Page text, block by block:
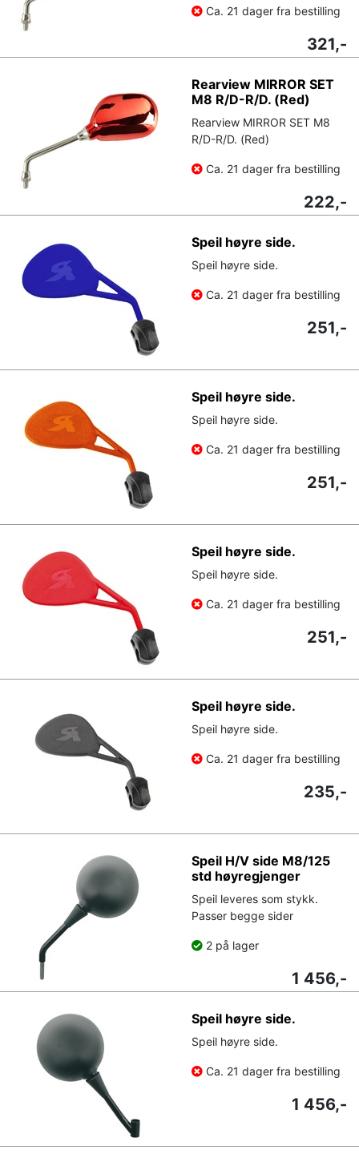
Ca. 21 dager fra bestilling
321,-
Rearview MIRROR SET
M8 R/D-R/D. (Red)
Rearview MIRROR SET M8
R/D-R/D. (Red)
Ca. 21 dager fra bestilling
222,-
Speil høyre side.
Speil høyre side.
Ca. 21 dager fra bestilling
251,-
Speil høyre side.
Speil høyre side.
Ca. 21 dager fra bestilling
251,-
Speil høyre side.
Speil høyre side.
Ca. 21 dager fra bestilling
251,-
Speil høyre side.
Speil høyre side.
Ca. 21 dager fra bestilling
235,-
Speil H/V side M8/125
std høyregjenger
Speil leveres som stykk.
Passer begge sider
2 på lager
1 456,-
Speil høyre side.
Speil høyre side.
Ca. 21 dager fra bestilling
1 456,-